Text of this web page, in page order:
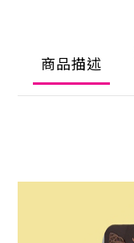
商品描述